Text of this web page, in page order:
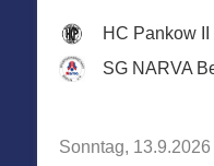
HC Pankow II
SG NARVA
Sonntag, 13.9.2026